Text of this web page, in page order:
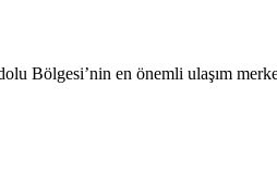
Bölgesi’nin en önemli ulaşım